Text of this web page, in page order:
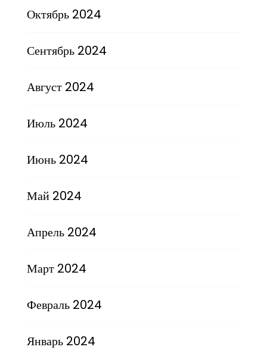
Октябрь 2024
Сентябрь 2024
Август 2024
Июль 2024
Июнь 2024
Май 2024
Апрель 2024
Март 2024
Февраль 2024
Январь 2024